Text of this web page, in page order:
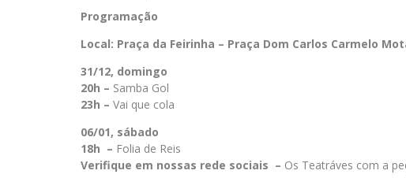
Programação
Local: Praça da Feirinha – Praça Dom Carlos Carmelo
31/12, domingo
20h – Samba Gol
23h – Vai que cola
06/01, sábado
18h – Folia de Reis
Verifique em nossas rede sociais – Os Teatráves com a